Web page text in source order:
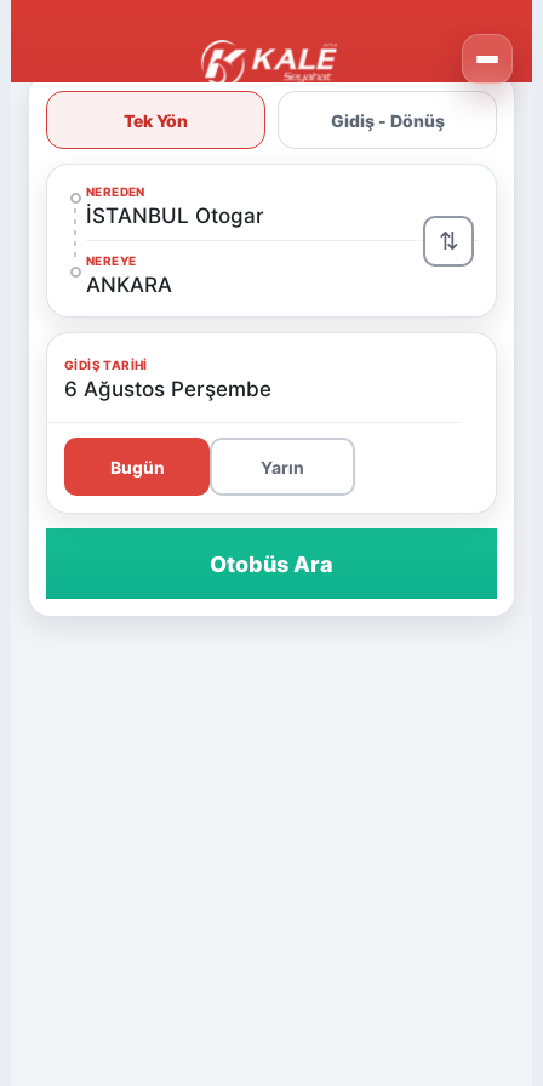
Tek Yön Gidiş - Dönüş
NEREDEN
İSTANBUL Otogar
NEREYE
ANKARA
⇅
GIDIŞ TARIHI
6 Ağustos Perşembe
Bugün Yarın
Otobüs Ara